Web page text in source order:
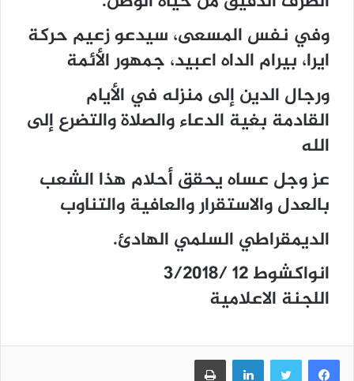
وفي نفس المسعى، سيدعو زعيم حركة
ايرا، بيرام الداه اعبيد، جمهور الأئمة
ورجال الدين إلى منزله في الأيام
القادمة بغية الدعاء والصلاة والتضرع إلى
الله
عز وجل عساه يحقق أحلام هذا الشعب
بالعدل والاستقرار والعافية والتناوب
الديمقراطي السلمي الهادئ.
انواكشوط 12 /3/2018
اللجنة الاعلامية
فيسبوك تويتر لينكدإن طباعة